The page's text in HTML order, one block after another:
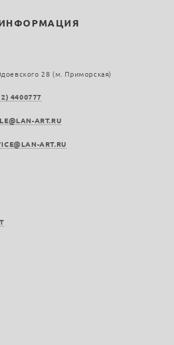
28 (м. Приморская)
4400777
ART.RU
ART.RU